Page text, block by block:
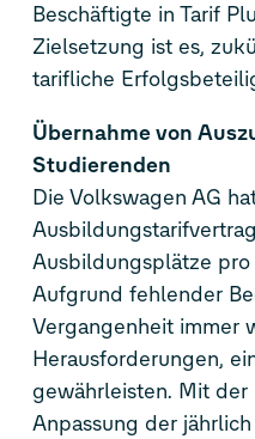
Beschäftigte in Tarif
Zielsetzung ist es,
tarifliche
Übernahme von
Studierenden
Die Volkswagen AG
Ausbildungsplätze
Aufgrund fehlender
Vergangenheit immer
Herausforderungen,
gewährleisten. Mit
Anpassung der